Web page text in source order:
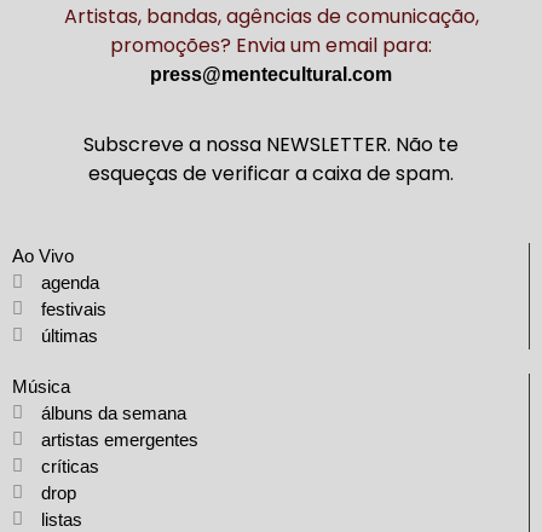
Artistas, bandas, agências de comunicação,
promoções? Envia um email para:
press@mentecultural.com
Subscreve a nossa NEWSLETTER. Não te
esqueças de verificar a caixa de spam.
Ao Vivo
agenda
festivais
últimas
Música
álbuns da semana
artistas emergentes
críticas
drop
listas